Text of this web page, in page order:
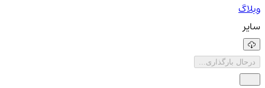
وبلاگ
سایر
درحال بارگذاری...